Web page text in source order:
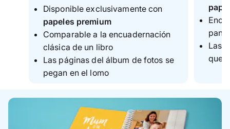
Disponible exclusivamente con
papeles premium
Comparable a la encuadernación
clásica de un libro
Las páginas del álbum de fotos se
pegan en el lomo
Las